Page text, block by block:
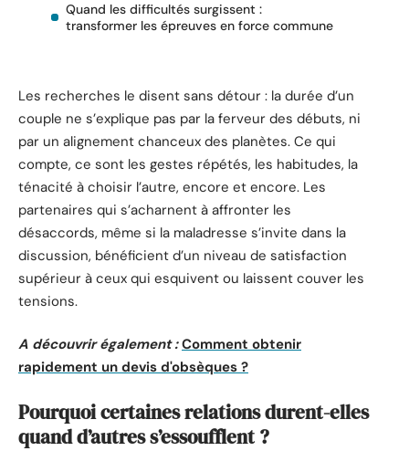
Quand les difficultés surgissent :
transformer les épreuves en force commune
Les recherches le disent sans détour : la durée d’un
couple ne s’explique pas par la ferveur des débuts, ni
par un alignement chanceux des planètes. Ce qui
compte, ce sont les gestes répétés, les habitudes, la
ténacité à choisir l’autre, encore et encore. Les
partenaires qui s’acharnent à affronter les
désaccords, même si la maladresse s’invite dans la
discussion, bénéficient d’un niveau de satisfaction
supérieur à ceux qui esquivent ou laissent couver les
tensions.
A découvrir également : Comment obtenir
rapidement un devis d'obsèques ?
Pourquoi certaines relations durent-elles
quand d’autres s’essoufflent ?